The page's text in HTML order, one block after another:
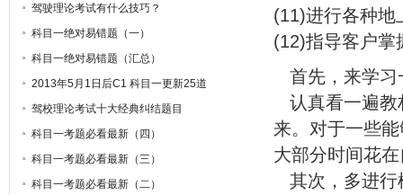
驾驶理论考试有什么技巧？
科目一绝对易错题（一）
科目一绝对易错题（汇总）
2013年5月1日后C1 科目一更新25道
驾校理论考试十大经典纠结题目
科目一考题必看最新（四）
科目一考题必看最新（三）
科目一考题必看最新（二）
(11)进行各种地
(12)指导客户掌
首先，来学习
认真看一遍教
来。对于一些
大部分时间花
其次，多进行